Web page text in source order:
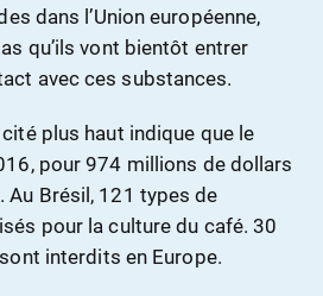
dans l’Union européenne,
qu’ils vont bientôt entrer
avec ces substances.
cité plus haut indique que le
pour 974 millions de dollars
Au Brésil, 121 types de
pour la culture du café. 30
interdits en Europe.